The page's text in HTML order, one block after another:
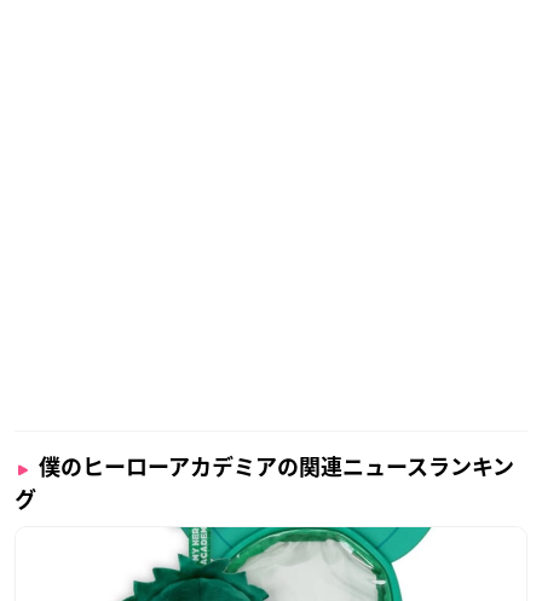
僕のヒーローアカデミアの関連ニュースランキン
グ